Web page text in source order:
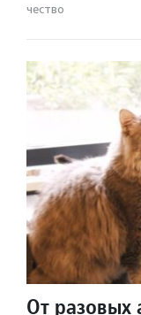
чест­во
От разовых